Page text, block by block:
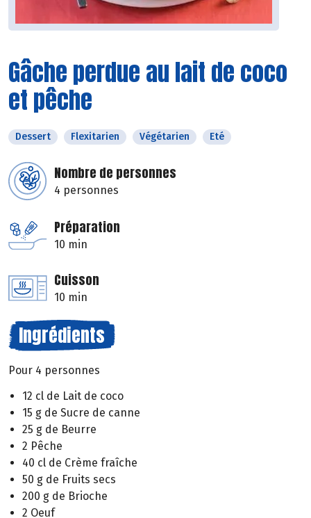
Gâche perdue au lait de coco
et pêche
Dessert Flexitarien Végétarien Eté
Nombre de personnes
4 personnes
Préparation
10 min
Cuisson
10 min
Ingrédients
Pour 4 personnes
12 cl de Lait de coco
15 g de Sucre de canne
25 g de Beurre
2 Pêche
40 cl de Crème fraîche
50 g de Fruits secs
200 g de Brioche
2 Oeuf